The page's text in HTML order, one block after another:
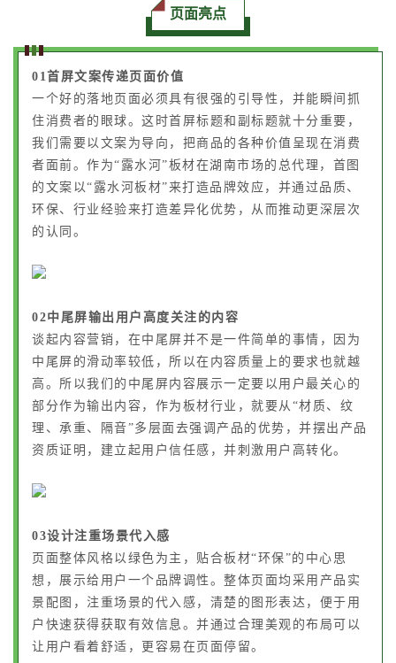
页面亮点
01首屏文案传递页面价值
一个好的落地页面必须具有很强的引导性，并能瞬间抓
住消费者的眼球。这时首屏标题和副标题就十分重要，
我们需要以文案为导向，把商品的各种价值呈现在消费
者面前。作为“露水河”板材在湖南市场的总代理，首图
的文案以“露水河板材”来打造品牌效应，并通过品质、
环保、行业经验来打造差异化优势，从而推动更深层次
的认同。
02中尾屏输出用户高度关注的内容
谈起内容营销，在中尾屏并不是一件简单的事情，因为
中尾屏的滑动率较低，所以在内容质量上的要求也就越
高。所以我们的中尾屏内容展示一定要以用户最关心的
部分作为输出内容，作为板材行业，就要从“材质、纹
理、承重、隔音”多层面去强调产品的优势，并摆出产品
资质证明，建立起用户信任感，并刺激用户高转化。
03设计注重场景代入感
页面整体风格以绿色为主，贴合板材“环保”的中心思
想，展示给用户一个品牌调性。整体页面均采用产品实
景配图，注重场景的代入感，清楚的图形表达，便于用
户快速获得获取有效信息。并通过合理美观的布局可以
让用户看着舒适，更容易在页面停留。